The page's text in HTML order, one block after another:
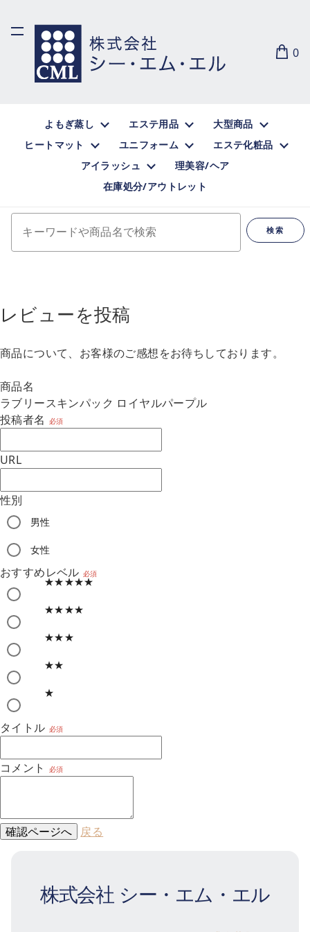
0
よもぎ蒸し エステ用品
大型商品
ヒートマット
ユニフォーム
エステ化粧品
アイラッシュ
理美容/ヘア
在庫処分/アウトレット
検索
レビューを投稿
商品について、お客様のご感想をお待ちしております。
商品名
ラブリースキンパック ロイヤルパープル
投稿者名
必須
URL
性別
男性
女性
おすすめレベル 必須
★★★★★
★★★★
★★★
★★
★
タイトル 必須
コメント 必須
確認ページへ 戻る
株式会社 シー・エム・エル